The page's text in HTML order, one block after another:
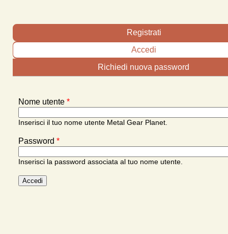
Schede primarie
Registrati
Accedi
Richiedi nuova password
Nome utente *
Inserisci il tuo nome utente Metal Gear Planet.
Password *
Inserisci la password associata al tuo nome utente.